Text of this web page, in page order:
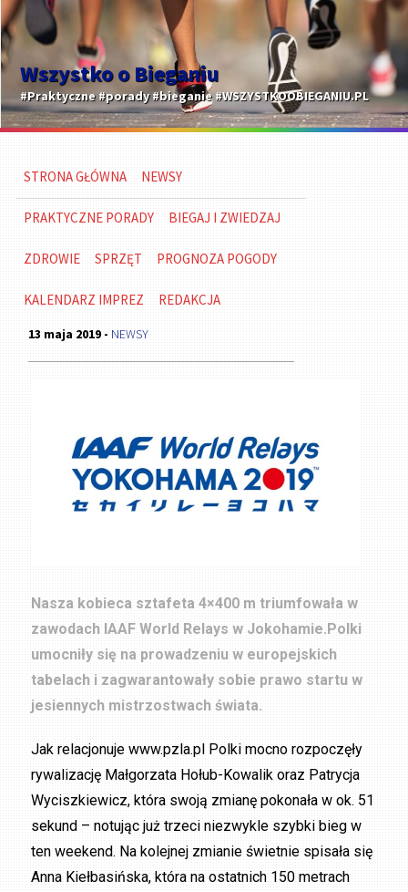
Wszystko o Bieganiu
#Praktyczne #porady #bieganie #WSZYSTKOOBIEGANIU.PL
STRONA GŁÓWNA NEWSY
PRAKTYCZNE PORADY BIEGAJ I ZWIEDZAJ
ZDROWIE SPRZĘT PROGNOZA POGODY
KALENDARZ IMPREZ REDAKCJA
13 maja 2019 - NEWSY
Nasza kobieca sztafeta 4×400 m triumfowała w
zawodach IAAF World Relays w Jokohamie.Polki
umocniły się na prowadzeniu w europejskich
tabelach i zagwarantowały sobie prawo startu w
jesiennych mistrzostwach świata.
Jak relacjonuje www.pzla.pl Polki mocno rozpoczęły
rywalizację Małgorzata Hołub-Kowalik oraz Patrycja
Wyciszkiewicz, która swoją zmianę pokonała w ok. 51
sekund – notując już trzeci niezwykle szybki bieg w
ten weekend. Na kolejnej zmianie świetnie spisała się
Anna Kiełbasińska, która na ostatnich 150 metrach